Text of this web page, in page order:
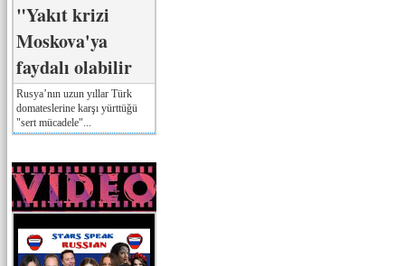
"Yakıt krizi
Moskova'ya
faydalı olabilir
Rusya’nın uzun yıllar Türk
domateslerine karşı yürttüğü
"sert mücadele"...